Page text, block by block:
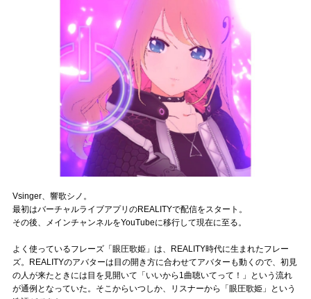
muevoクラウドファンディング
muevoコミュニティ
ぶいクラ！by muevo
ぶいコミュ！by muevo
ぶいマガ！ by muevo
Follow us
Official SNS
Vsinger、響歌シノ。
最初はバーチャルライブアプリのREALITYで配信をスタート。
その後、メインチャンネルをYouTubeに移行して現在に至る。
よく使っているフレーズ「眼圧歌姫」は、REALITY時代に生まれたフレー
ズ。REALITYのアバターは目の開き方に合わせてアバターも動くので、初見
の人が来たときには目を見開いて「いいから1曲聴いてって！」という流れ
が通例となっていた。そこからいつしか、リスナーから「眼圧歌姫」という